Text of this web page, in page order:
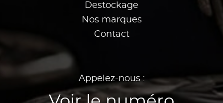
Destockage
Nos marques
Contact
Appelez-nous :